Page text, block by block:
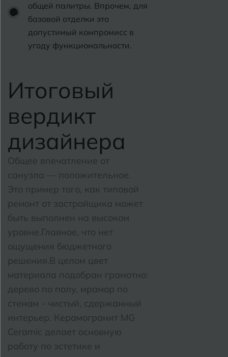
общей палитры. Впрочем, для
базовой отделки это
допустимый компромисс в
угоду функциональности.
Итоговый
вердикт
дизайнера
Общее впечатление от
санузла — положительное.
Это пример того, как типовой
ремонт от застройщика может
быть выполнен на высоком
уровне.Главное, что нет
ощущения бюджетного
решения.В целом цвет
материала подобран грамотно:
дерево по полу, мрамор по
стенам - чистый, сдержанный
интерьер. Керамогранит MG
Ceramic делает основную
работу по эстетике и